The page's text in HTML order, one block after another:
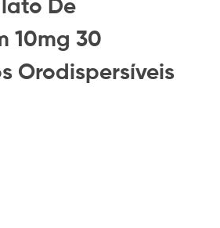
De
10mg 30
Orodispersíveis